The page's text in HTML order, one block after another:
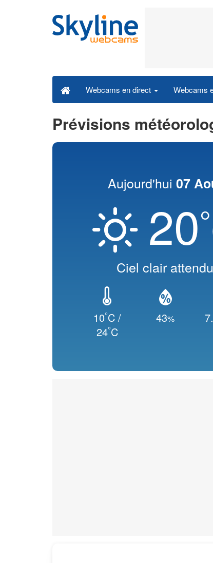
Webcams en direct Webcams
Prévisions
Aujourd'hui 07
20°
Ciel clair attendu
10°C /
24°C
43%